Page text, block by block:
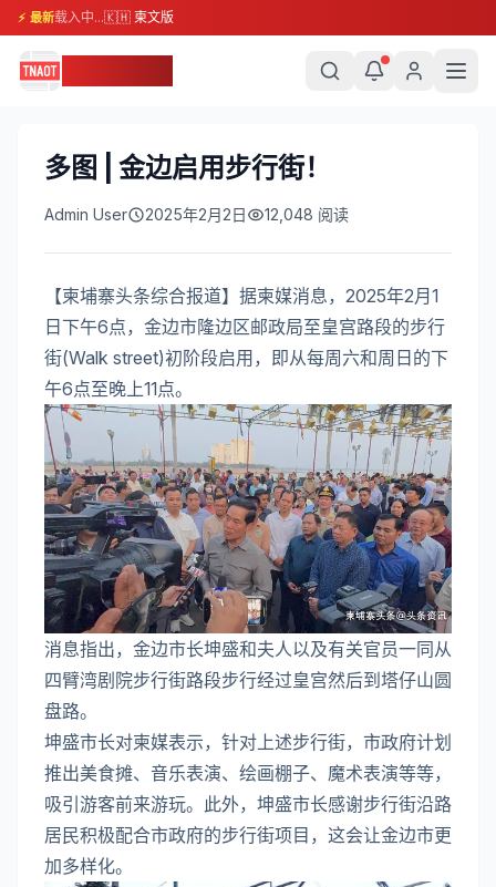
⚡ 最新载入中...🇰🇭 柬文版
多图 | 金边启用步行街！
Admin User 2025年2月2日 12,048 阅读
【柬埔寨头条综合报道】据柬媒消息，2025年2月1
日下午6点，金边市隆边区邮政局至皇宫路段的步行
街(Walk street)初阶段启用，即从每周六和周日的下
午6点至晚上11点。
消息指出，金边市长坤盛和夫人以及有关官员一同从
四臂湾剧院步行街路段步行经过皇宫然后到塔仔山圆
盘路。
坤盛市长对柬媒表示，针对上述步行街，市政府计划
推出美食摊、音乐表演、绘画棚子、魔术表演等等，
吸引游客前来游玩。此外，坤盛市长感谢步行街沿路
居民积极配合市政府的步行街项目，这会让金边市更
加多样化。